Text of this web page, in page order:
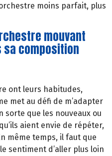
moins parfait, plus
mouvant
sa composition
ont leurs habitudes,
met au défi de m’adapter
sorte que les nouveaux ou
aient envie de répéter,
même temps, il faut que
sentiment d’aller plus loin